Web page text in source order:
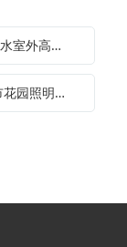
上一篇：LED投光灯户外灯18w广告灯防水室外高亮射灯庭院工厂房路灯
下一篇：厂家现货户外亮化公园农村城市花园照明大功率防水H7投光灯